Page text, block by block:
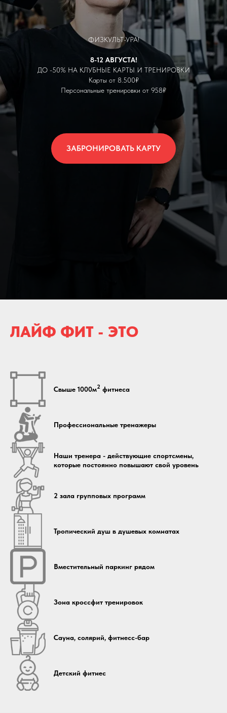
ФИЗКУЛЬТ-УРА!
8-12 АВГУСТА!
ДО -50% НА КЛУБНЫЕ КАРТЫ И ТРЕНИРОВКИ
Карты от 8.500₽
Персональные тренировки от 958₽
ЗАБРОНИРОВАТЬ КАРТУ
ЛАЙФ ФИТ - ЭТО
Свыше 1000м2 фитнеса
Профессиональные тренажеры
Наши тренера - действующие спортсмены,
которые постоянно повышают свой уровень
2 зала групповых программ
Тропический душ в душевых комнатах
Вместительный паркинг рядом
Зона кроссфит тренировок
Сауна, солярий, фитнесс-бар
Детский фитнес